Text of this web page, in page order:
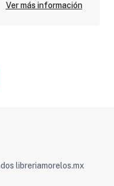
Ver más información
libreriamorelos.mx